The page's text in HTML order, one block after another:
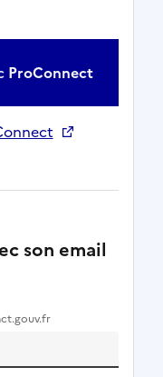
ProConnect
son email